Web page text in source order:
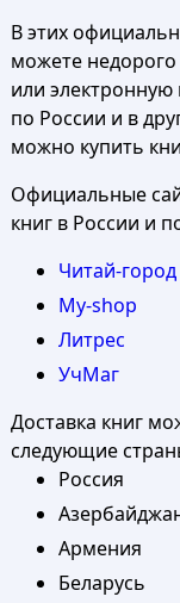
В этих
можете недорого
или
по России и в
можно купить
Официальные
книг в России и
Читай-город
My-shop
Литрес
УчМаг
Доставка книг
следующие
Россия
Армения
Беларусь